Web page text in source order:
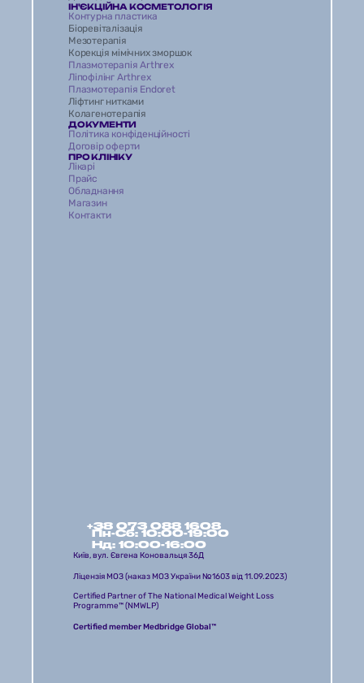
ІН'ЄКЦІЙНА КОСМЕТОЛОГІЯ
Контурна пластика
Біоревіталізація
Мезотерапія
Корекція мімічних зморшок
Плазмотерапія Arthrex
Ліпофілінг Arthrex
Плазмотерапія Endoret
Ліфтинг нитками
Колагенотерапія
ДОКУМЕНТИ
Політика конфіденційності
Договір оферти
ПРО КЛІНІКУ
Лікарі
Прайс
Обладнання
Магазин
Контакти
+38 073 088 1608
Пн-Сб: 10:00-19:00
Нд: 10:00-16:00
Київ, вул. Євгена Коновальця 36Д
Ліцензія МОЗ (наказ МОЗ України №1603 від 11.09.2023)
Certified Partner of The National Medical Weight Loss
Programme™ (NMWLP)
Certified member Medbridge Global™